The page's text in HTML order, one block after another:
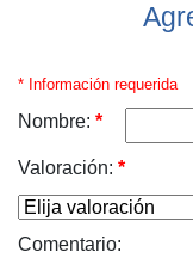
* Información requerida
Nombre: *
Valoración: *
Comentario: